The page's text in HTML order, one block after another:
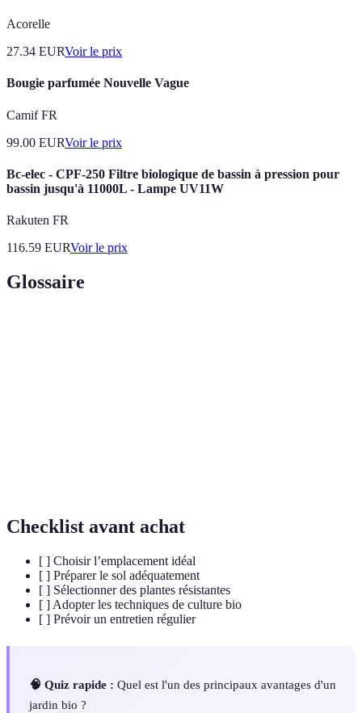
Acorelle
27.34 EURVoir le prix
Bougie parfumée Nouvelle Vague
Camif FR
99.00 EURVoir le prix
Bc-elec - CPF-250 Filtre biologique de bassin à pression pour
bassin jusqu'à 11000L - Lampe UV11W
Rakuten FR
116.59 EURVoir le prix
Glossaire
Checklist avant achat
[ ] Choisir l’emplacement idéal
[ ] Préparer le sol adéquatement
[ ] Sélectionner des plantes résistantes
[ ] Adopter les techniques de culture bio
[ ] Prévoir un entretien régulier
🧠 Quiz rapide : Quel est l'un des principaux avantages d'un
jardin bio ?